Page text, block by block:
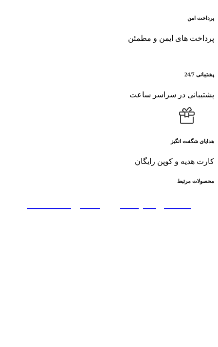
پرداخت امن
پرداخت های ایمن و مطمئن
پشتیبانی 24/7
پشتیبانی در سراسر ساعت
هدایای شگفت انگیز
کارت هدیه و کوپن رایگان
محصولات مرتبط